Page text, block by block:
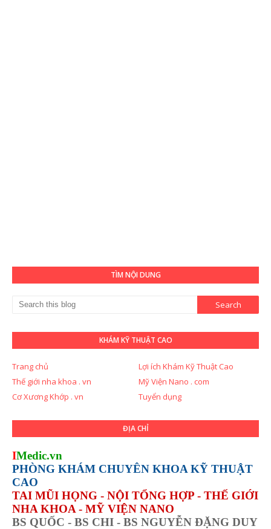
TÌM NỘI DUNG
KHÁM KỸ THUẬT CAO
Trang chủ
Lợi ích Khám Kỹ Thuật Cao
Thế giới nha khoa . vn
Mỹ Viện Nano . com
Cơ Xương Khớp . vn
Tuyển dụng
ĐỊA CHỈ
IMedic.vn
PHÒNG KHÁM CHUYÊN KHOA KỸ THUẬT
CAO
TAI MŨI HỌNG - NỘI TỔNG HỢP - THẾ GIỚI
NHA KHOA - MỸ VIỆN NANO
BS QUỐC - BS CHI - BS NGUYỄN ĐẶNG DUY